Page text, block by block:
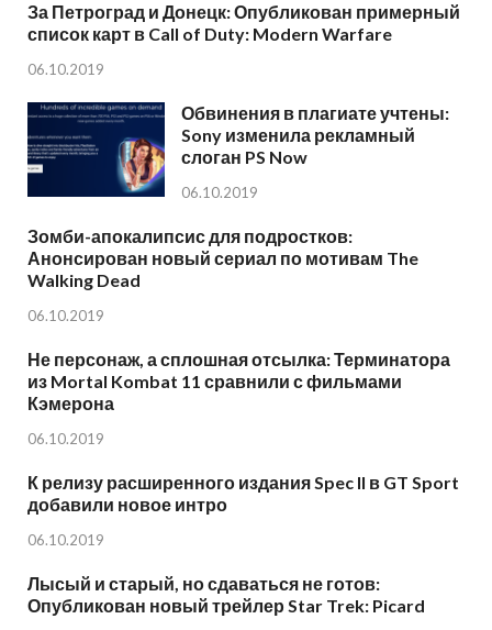
За Петроград и Донецк: Опубликован примерный
список карт в Call of Duty: Modern Warfare
06.10.2019
Обвинения в плагиате учтены:
Sony изменила рекламный
слоган PS Now
06.10.2019
Зомби-апокалипсис для подростков:
Анонсирован новый сериал по мотивам The
Walking Dead
06.10.2019
Не персонаж, а сплошная отсылка: Терминатора
из Mortal Kombat 11 сравнили с фильмами
Кэмерона
06.10.2019
К релизу расширенного издания Spec II в GT Sport
добавили новое интро
06.10.2019
Лысый и старый, но сдаваться не готов:
Опубликован новый трейлер Star Trek: Picard